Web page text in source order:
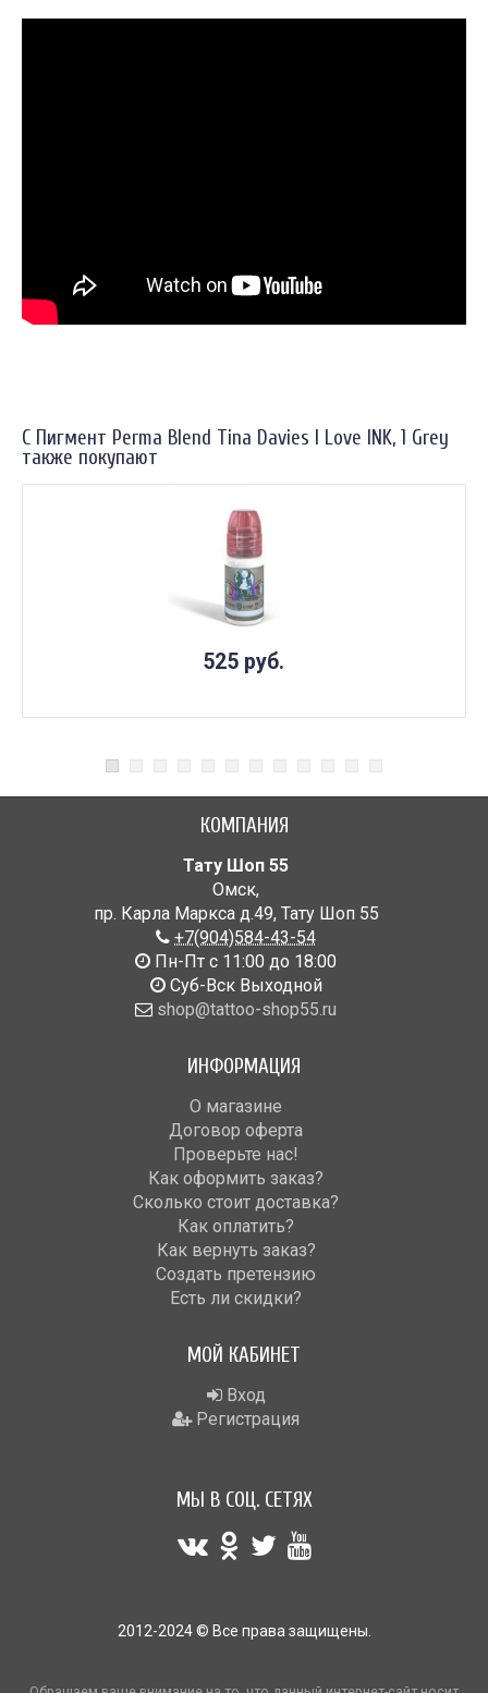
С Пигмент Perma Blend Tina Davies I Love INK, 1 Grey
также покупают
525 руб.
КОМПАНИЯ
Тату Шоп 55
Омск,
пр. Карла Маркса д.49, Тату Шоп 55
+7(904)584-43-54
Пн-Пт с 11:00 до 18:00
Cуб-Вск Выходной
shop@tattoo-shop55.ru
ИНФОРМАЦИЯ
О магазине
Договор оферта
Проверьте нас!
Как оформить заказ?
Сколько стоит доставка?
Как оплатить?
Как вернуть заказ?
Создать претензию
Есть ли скидки?
МОЙ КАБИНЕТ
Вход
Регистрация
МЫ В СОЦ. СЕТЯХ
2012-2024 © Все права защищены.